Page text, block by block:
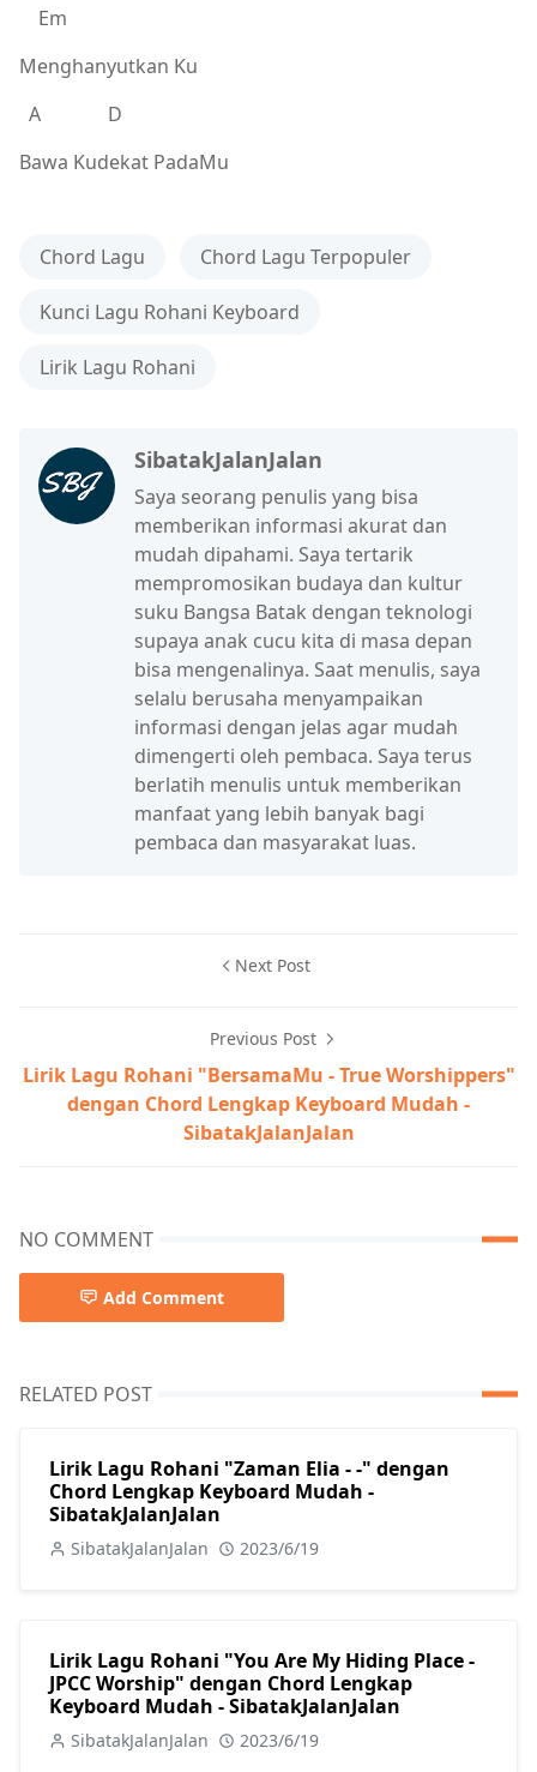
Em
Menghanyutkan Ku
A D
Bawa Kudekat PadaMu
Chord Lagu Chord Lagu Terpopuler
Kunci Lagu Rohani Keyboard
Lirik Lagu Rohani
SibatakJalanJalan
Saya seorang penulis yang bisa
memberikan informasi akurat dan
mudah dipahami. Saya tertarik
mempromosikan budaya dan kultur
suku Bangsa Batak dengan teknologi
supaya anak cucu kita di masa depan
bisa mengenalinya. Saat menulis, saya
selalu berusaha menyampaikan
informasi dengan jelas agar mudah
dimengerti oleh pembaca. Saya terus
berlatih menulis untuk memberikan
manfaat yang lebih banyak bagi
pembaca dan masyarakat luas.
Next Post
Previous Post
Lirik Lagu Rohani "BersamaMu - True Worshippers"
dengan Chord Lengkap Keyboard Mudah -
SibatakJalanJalan
NO COMMENT
Add Comment
RELATED POST
Lirik Lagu Rohani "Zaman Elia - -" dengan
Chord Lengkap Keyboard Mudah -
SibatakJalanJalan
SibatakJalanJalan 2023/6/19
Lirik Lagu Rohani "You Are My Hiding Place -
JPCC Worship" dengan Chord Lengkap
Keyboard Mudah - SibatakJalanJalan
SibatakJalanJalan 2023/6/19